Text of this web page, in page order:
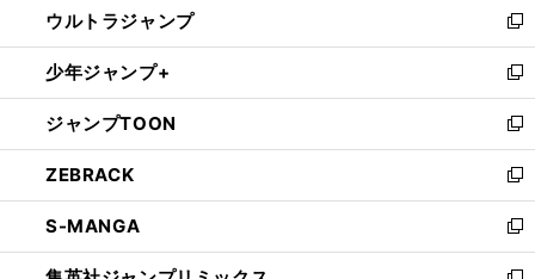
く
で
開
く
ド
ウ
で
開
く
ィ
ン
ド
ウ
で
開
く
い
ウ
ィ
ン
ド
ウ
で
開
く
ウルトラジャンプ
新
し
い
ウ
ィ
ン
ド
ウ
で
開
少年ジャンプ+
新
し
い
ウ
ィ
ン
ド
ウ
ジャンプTOON
新
し
い
ウ
ィ
ン
ZEBRACK
新
し
い
ウ
S-MANGA
新
し